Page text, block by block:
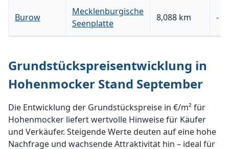
Burow
Mecklenburgische
Seenplatte
8,088 km -
Grundstückspreisentwicklung in
Hohenmocker Stand September
Die Entwicklung der Grundstückspreise in €/m² für
Hohenmocker liefert wertvolle Hinweise für Käufer
und Verkäufer. Steigende Werte deuten auf eine hohe
Nachfrage und wachsende Attraktivität hin – ideal für